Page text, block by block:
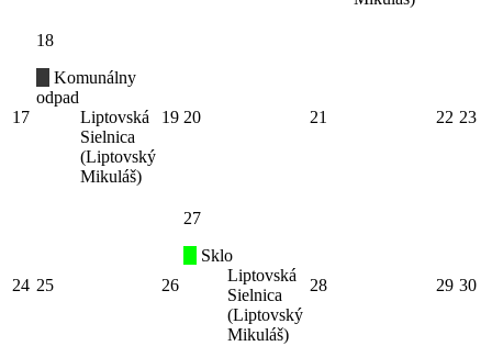
17
18
Komunálny
odpad
Liptovská
Sielnica
(Liptovský
Mikuláš)
19 20 21 22 23
24 25 26
27
Sklo
Liptovská
Sielnica
(Liptovský
Mikuláš)
28 29 30